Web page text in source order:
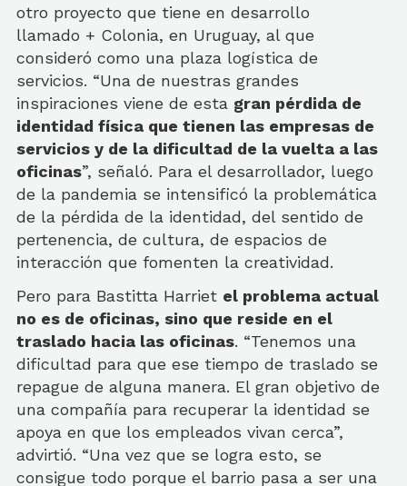
otro proyecto que tiene en desarrollo
llamado + Colonia, en Uruguay, al que
consideró como una plaza logística de
servicios. “Una de nuestras grandes
inspiraciones viene de esta gran pérdida de
identidad física que tienen las empresas de
servicios y de la dificultad de la vuelta a las
oficinas”, señaló. Para el desarrollador, luego
de la pandemia se intensificó la problemática
de la pérdida de la identidad, del sentido de
pertenencia, de cultura, de espacios de
interacción que fomenten la creatividad.
Pero para Bastitta Harriet el problema actual
no es de oficinas, sino que reside en el
traslado hacia las oficinas. “Tenemos una
dificultad para que ese tiempo de traslado se
repague de alguna manera. El gran objetivo de
una compañía para recuperar la identidad se
apoya en que los empleados vivan cerca”,
advirtió. “Una vez que se logra esto, se
consigue todo porque el barrio pasa a ser una